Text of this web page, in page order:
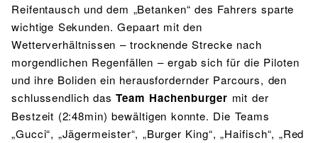
Reifentausch und dem „Betanken“ des Fahrers sparte
wichtige Sekunden. Gepaart mit den
Wetterverhältnissen – trocknende Strecke nach
morgendlichen Regenfällen – ergab sich für die Piloten
und ihre Boliden ein herausfordernder Parcours, den
schlussendlich dasTeam Hachenburger mit der
Bestzeit (2:48min) bewältigen konnte. Die Teams
„Gucci“, „Jägermeister“, „Burger King“, „Haifisch“, „Red